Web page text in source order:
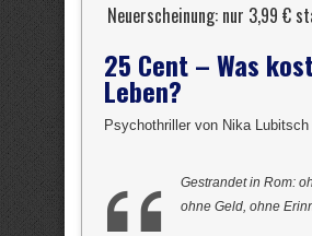
Neuerscheinung: nur 3,99 €
25 Cent – Was
Leben?
Psychothriller von Nika Lubitsch
Gestrandet in Rom:
ohne Geld, ohne